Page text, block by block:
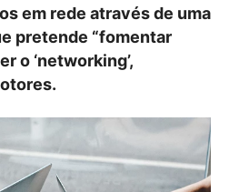
em rede através de uma
pretende “fomentar
o ‘networking’,